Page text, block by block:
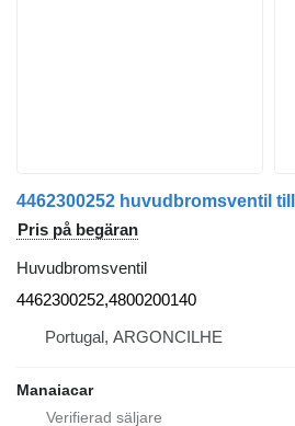
Pris på begäran
Huvudbromsventil
4462300252,4800200140
Portugal, ARGONCILHE
Manaiacar